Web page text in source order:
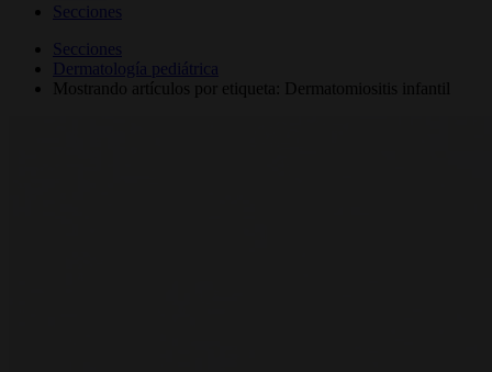
Secciones
Secciones
Dermatología pediátrica
Mostrando artículos por etiqueta: Dermatomiositis infantil